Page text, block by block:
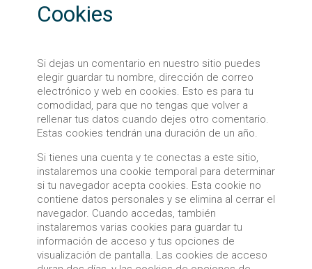
Cookies
Si dejas un comentario en nuestro sitio puedes
elegir guardar tu nombre, dirección de correo
electrónico y web en cookies. Esto es para tu
comodidad, para que no tengas que volver a
rellenar tus datos cuando dejes otro comentario.
Estas cookies tendrán una duración de un año.
Si tienes una cuenta y te conectas a este sitio,
instalaremos una cookie temporal para determinar
si tu navegador acepta cookies. Esta cookie no
contiene datos personales y se elimina al cerrar el
navegador. Cuando accedas, también
instalaremos varias cookies para guardar tu
información de acceso y tus opciones de
visualización de pantalla. Las cookies de acceso